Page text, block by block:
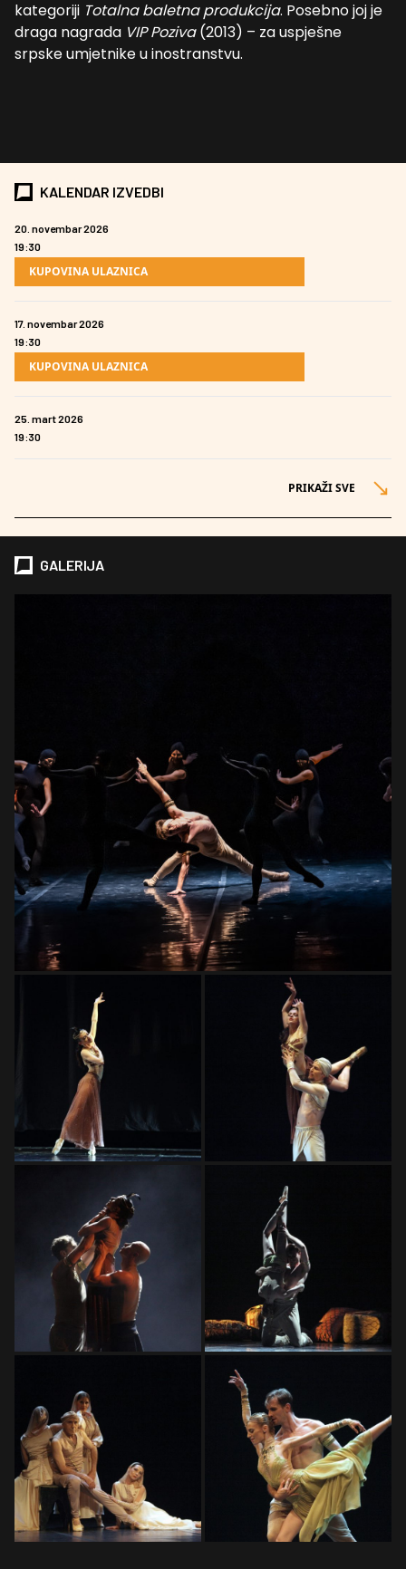
kategoriji Totalna baletna produkcija. Posebno joj je
draga nagrada VIP Poziva(2013) – za uspješne
srpske umjetnike u inostranstvu.
KALENDAR IZVEDBI
20. novembar 2026
19:30
KUPOVINA ULAZNICA
17. novembar 2026
19:30
KUPOVINA ULAZNICA
25. mart 2026
19:30
PRIKAŽI SVE
GALERIJA